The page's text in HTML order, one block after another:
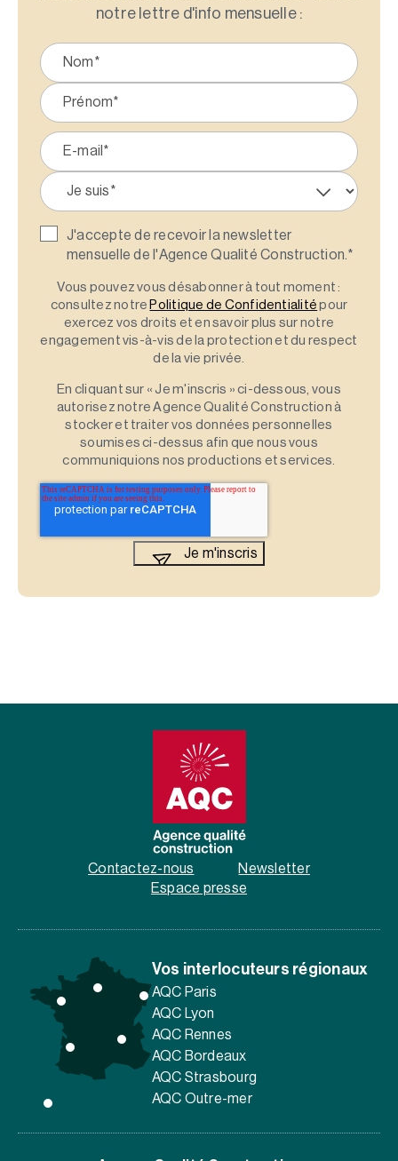
notre lettre d'info mensuelle :
J'accepte de recevoir la newsletter
mensuelle de l'Agence Qualité Construction.*
Vous pouvez vous désabonner à tout moment :
consultez notre Politique de Confidentialité pour
exercez vos droits et en savoir plus sur notre
engagement vis-à-vis de la protection et du respect
de la vie privée.
En cliquant sur « Je m'inscris » ci-dessous, vous
autorisez notre Agence Qualité Construction à
stocker et traiter vos données personnelles
soumises ci-dessus afin que nous vous
communiquions nos productions et services.
Contactez-nous
Newsletter
Espace presse
Vos interlocuteurs régionaux
AQC Paris
AQC Lyon
AQC Rennes
AQC Bordeaux
AQC Strasbourg
AQC Outre-mer